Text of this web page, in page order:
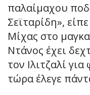
παλαίμαχου
Σεϊταρίδη»,
Μίχας στο
Ντάνος έχει
τον Ιλιτζαλί
τώρα έλεγε